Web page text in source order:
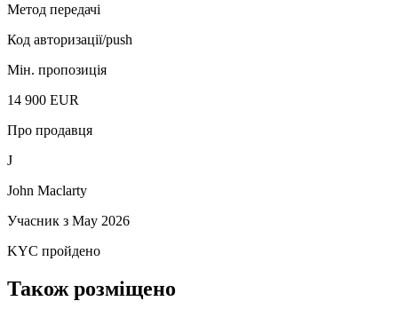
Метод передачі
Код авторизації/push
Мін. пропозиція
14 900 EUR
Про продавця
J
John Maclarty
Учасник з May 2026
KYC пройдено
Також розміщено